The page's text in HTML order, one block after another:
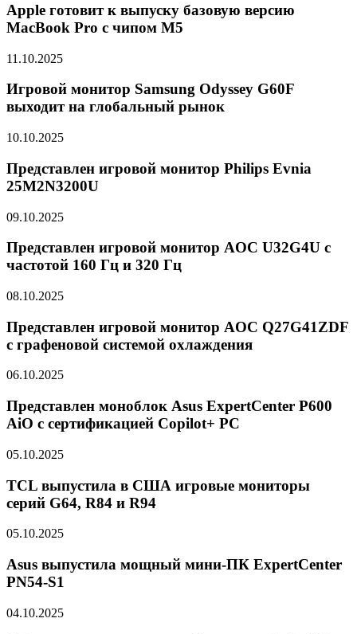
Apple готовит к выпуску базовую версию
MacBook Pro с чипом M5
11.10.2025
Игровой монитор Samsung Odyssey G60F
выходит на глобальный рынок
10.10.2025
Представлен игровой монитор Philips Evnia
25M2N3200U
09.10.2025
Представлен игровой монитор AOC U32G4U с
частотой 160 Гц и 320 Гц
08.10.2025
Представлен игровой монитор AOC Q27G41ZDF
с графеновой системой охлаждения
06.10.2025
Представлен моноблок Asus ExpertCenter P600
AiO с сертификацией Copilot+ PC
05.10.2025
TCL выпустила в США игровые мониторы
серий G64, R84 и R94
05.10.2025
Asus выпустила мощный мини-ПК ExpertCenter
PN54-S1
04.10.2025